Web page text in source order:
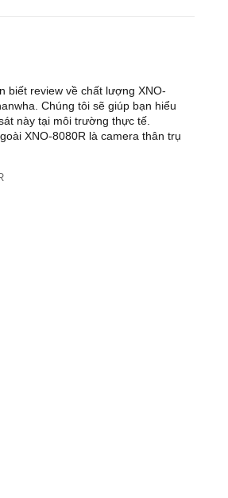
biết review về chất lượng XNO-
Chúng tôi sẽ giúp bạn hiểu
này tại môi trường thực tế.
XNO-8080R là camera thân trụ